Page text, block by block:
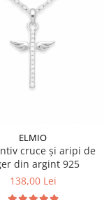
ELMIO
cruce și aripi de
din argint 925
138,00 Lei